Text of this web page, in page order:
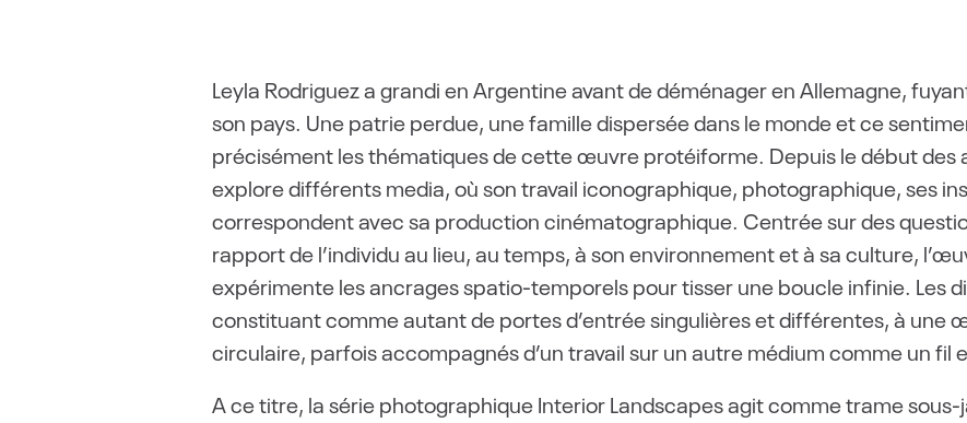
Leyla Rodriguez a grandi en Argentine avant de déménager en Allemagne,
son pays. Une patrie perdue, une famille dispersée dans le monde et ce
précisément les thématiques de cette œuvre protéiforme. Depuis le début des
explore différents media, où son travail iconographique, photographique, ses
correspondent avec sa production cinématographique. Centrée sur des
rapport de l’individu au lieu, au temps, à son environnement et à sa culture,
expérimente les ancrages spatio-temporels pour tisser une boucle infinie. Les
constituant comme autant de portes d’entrée singulières et différentes, à une
circulaire, parfois accompagnés d’un travail sur un autre médium comme un fil
A ce titre, la série photographique Interior Landscapes agit comme trame